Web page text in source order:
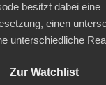
besitzt dabei eine
einen
unterschiedliche
Zur Watchlist